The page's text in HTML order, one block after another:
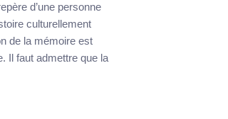
d’une personne
culturellement
de la mémoire est
Il faut admettre que la